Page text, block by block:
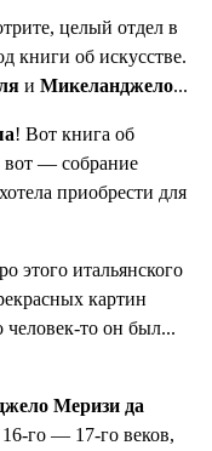
целый отдел в
книги об искусстве.
и Микеланджело...
! Вот книга об
вот — собрание
приобрести для
этого итальянского
картин
то он был...
Меризи да
го — 17-го веков,